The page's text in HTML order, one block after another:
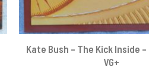
Kate Bush – The Kick Inside –
VG+